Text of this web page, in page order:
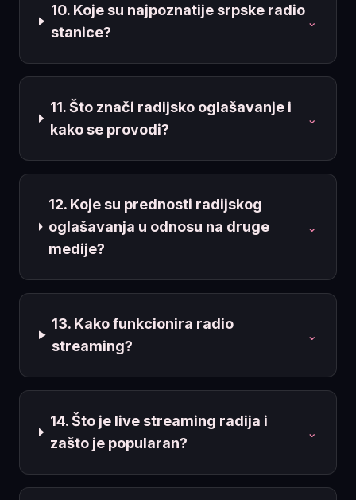
10. Koje su najpoznatije srpske radio
stanice?
⌄
11. Što znači radijsko oglašavanje i
kako se provodi?
⌄
12. Koje su prednosti radijskog
oglašavanja u odnosu na druge
medije?
⌄
13. Kako funkcionira radio
streaming?
⌄
14. Što je live streaming radija i
zašto je popularan?
⌄